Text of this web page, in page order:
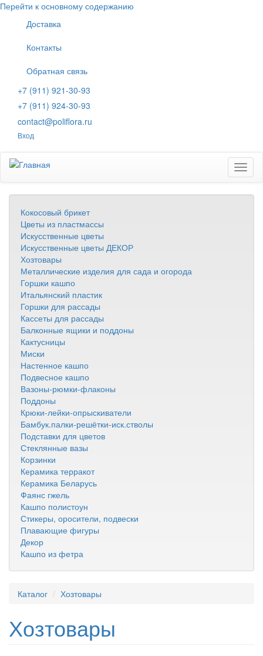
Перейти к основному содержанию
Доставка
Контакты
Обратная связь
+7 (911) 921-30-93
+7 (911) 924-30-93
contact@poliflora.ru
Вход
Кокосовый брикет
Цветы из пластмассы
Искусственные цветы
Искусственные цветы ДЕКОР
Хозтовары
Металлические изделия для сада и огорода
Горшки кашпо
Итальянский пластик
Горшки для рассады
Кассеты для рассады
Балконные ящики и поддоны
Кактусницы
Миски
Настенное кашпо
Подвесное кашпо
Вазоны-рюмки-флаконы
Поддоны
Крюки-лейки-опрыскиватели
Бамбук.палки-решётки-иск.стволы
Подставки для цветов
Стеклянные вазы
Корзинки
Керамика терракот
Керамика Беларусь
Фаянс гжель
Кашпо полистоун
Стикеры, оросители, подвески
Плавающие фигуры
Декор
Кашпо из фетра
Каталог Хозтовары
Хозтовары